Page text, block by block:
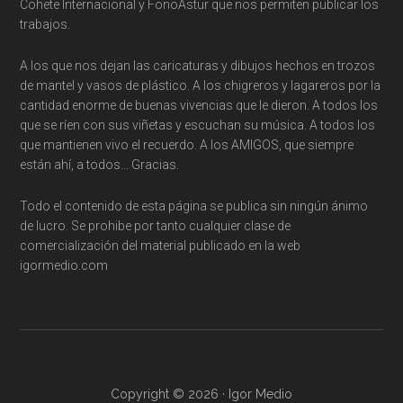
Cohete Internacional y FonoAstur que nos permiten publicar los
trabajos.
A los que nos dejan las caricaturas y dibujos hechos en trozos
de mantel y vasos de plástico. A los chigreros y lagareros por la
cantidad enorme de buenas vivencias que le dieron. A todos los
que se ríen con sus viñetas y escuchan su música. A todos los
que mantienen vivo el recuerdo. A los AMIGOS, que siempre
están ahí, a todos… Gracias.
Todo el contenido de esta página se publica sin ningún ánimo
de lucro. Se prohibe por tanto cualquier clase de
comercialización del material publicado en la web
igormedio.com
Copyright © 2026 · Igor Medio